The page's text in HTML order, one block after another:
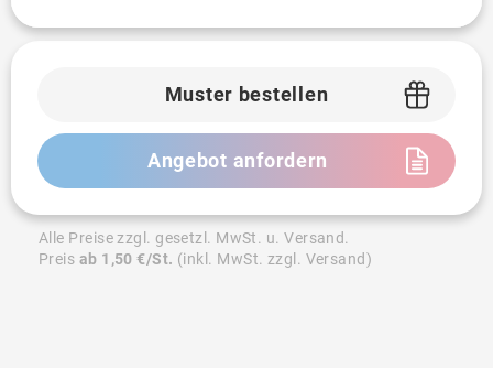
Muster bestellen
Angebot anfordern
Alle Preise zzgl. gesetzl. MwSt. u. Versand.
Preis ab 1,50 €/St. (inkl. MwSt. zzgl. Versand)